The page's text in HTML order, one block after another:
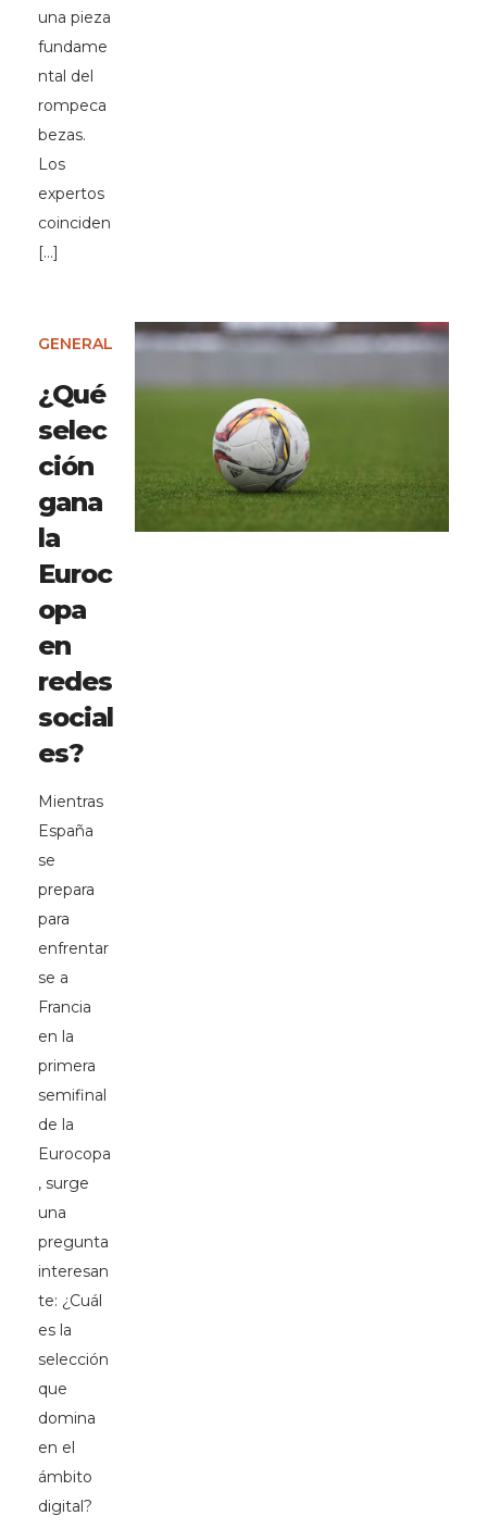
una pieza
fundame
ntal del
rompeca
bezas.
Los
expertos
coinciden
[…]
GENERAL
¿Qué
selec
ción
gana
la
Euroc
opa
en
redes
social
es?
Mientras
España
se
prepara
para
enfrentar
se a
Francia
en la
primera
semifinal
de la
Eurocopa
, surge
una
pregunta
interesan
te: ¿Cuál
es la
selección
que
domina
en el
ámbito
digital?